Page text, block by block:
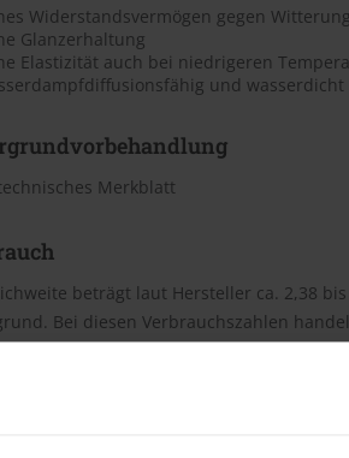
Widerstandsvermögen gegen
Glanzerhaltung
Elastizität auch bei niedrigeren
und wasserdicht
Merkblatt
beträgt laut Hersteller ca. 2,38
Bei diesen Verbrauchszahlen